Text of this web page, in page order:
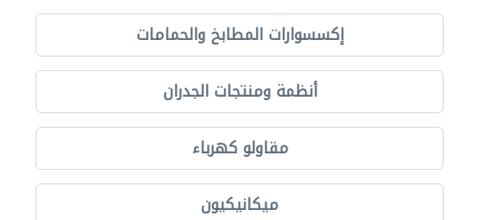
إكسسوارات المطابخ والحمامات
أنظمة ومنتجات الجدران
مقاولو كهرباء
ميكانيكيون